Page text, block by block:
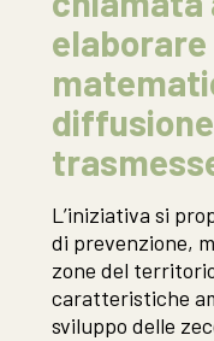
L’iniziativa si
di prevenzione,
zone del
caratteristiche
sviluppo delle